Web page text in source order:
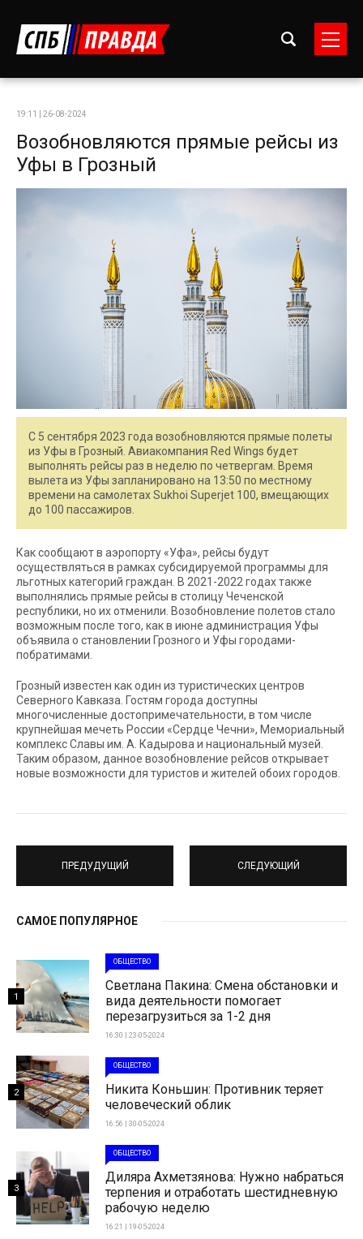
19:11 | 26-08-2024
Возобновляются прямые рейсы из
Уфы в Грозный
С 5 сентября 2023 года возобновляются прямые полеты
из Уфы в Грозный. Авиакомпания Red Wings будет
выполнять рейсы раз в неделю по четвергам. Время
вылета из Уфы запланировано на 13:50 по местному
времени на самолетах Sukhoi Superjet 100, вмещающих
до 100 пассажиров.
Как сообщают в аэропорту «Уфа», рейсы будут
осуществляться в рамках субсидируемой программы для
льготных категорий граждан. В 2021-2022 годах также
выполнялись прямые рейсы в столицу Чеченской
республики, но их отменили. Возобновление полетов стало
возможным после того, как в июне администрация Уфы
объявила о становлении Грозного и Уфы городами-
побратимами.
Грозный известен как один из туристических центров
Северного Кавказа. Гостям города доступны
многочисленные достопримечательности, в том числе
крупнейшая мечеть России «Сердце Чечни», Мемориальный
комплекс Славы им. А. Кадырова и национальный музей.
Таким образом, данное возобновление рейсов открывает
новые возможности для туристов и жителей обоих городов.
ПРЕДУДУЩИЙ СЛЕДУЮЩИЙ
САМОЕ ПОПУЛЯРНОЕ
ОБЩЕСТВО
Светлана Пакина: Смена обстановки и
вида деятельности помогает
перезагрузиться за 1-2 дня
16:30 | 23-05-2024
1
ОБЩЕСТВО
Никита Коньшин: Противник теряет
человеческий облик
16:56 | 30-05-2024
2
ОБЩЕСТВО
Диляра Ахметзянова: Нужно набраться
терпения и отработать шестидневную
рабочую неделю
16:21 | 19-05-2024
3